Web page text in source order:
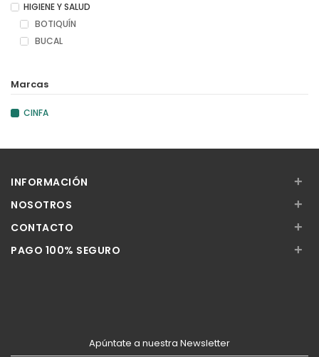
HIGIENE Y SALUD
BOTIQUÍN
BUCAL
Marcas
CINFA
INFORMACIÓN +
NOSOTROS +
CONTACTO +
PAGO 100% SEGURO +
Apúntate a nuestra Newsletter